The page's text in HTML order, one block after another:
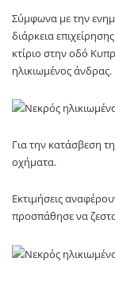
Σύμφωνα με την
διάρκεια
κτίριο στην οδό
ηλικιωμένος άνδρας.
Για την κατάσβεση
οχήματα.
Εκτιμήσεις
προσπάθησε να